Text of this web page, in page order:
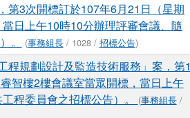
第3次開標訂於107年6月21日（星期
日上午10時10分辦理評審會議、隨
。
(事務組長/ 1028 / 招標公告)
程規劃設計及監造技術服務」案，第1
智樓2樓會議室當眾開標，當日上午
程委員會之招標公告）。
(事務組長/